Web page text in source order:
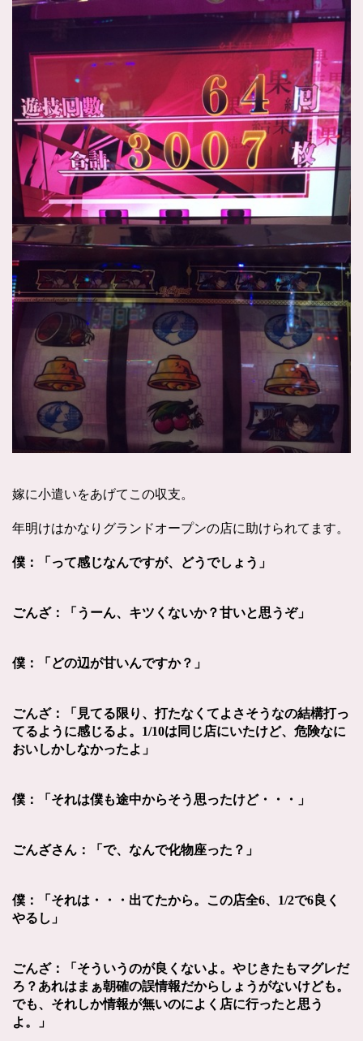
嫁に小遣いをあげてこの収支。
年明けはかなりグランドオープンの店に助けられてます。
僕：「って感じなんですが、どうでしょう」
ごんざ：「うーん、キツくないか？甘いと思うぞ」
僕：「どの辺が甘いんですか？」
ごんざ：「見てる限り、打たなくてよさそうなの結構打っ
てるように感じるよ。 1/10は同じ店にいたけど、危険なに
おいしかしなかったよ」
僕：「それは僕も途中からそう思ったけど・・・」
ごんざさん：「で、なんで化物座った？」
僕：「それは・・・出てたから。この店全6、1/2で6良く
やるし」
ごんざ：「そういうのが良くないよ。やじきたもマグレだ
ろ？ あれはまぁ朝確の誤情報だからしょうがないけども。
でも、それしか情報が無いのによく店に行ったと思う
よ。」